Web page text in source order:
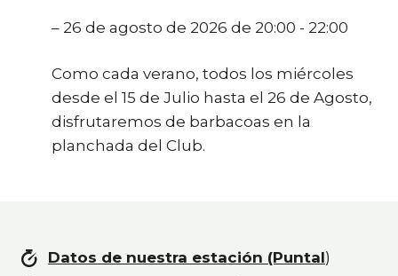
– 26 de agosto de 2026 de 20:00 - 22:00
Como cada verano, todos los miércoles
desde el 15 de Julio hasta el 26 de Agosto,
disfrutaremos de barbacoas en la
planchada del Club.
Datos de nuestra estación (Puntal)